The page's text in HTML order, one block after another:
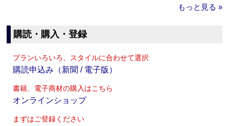
もっと見る »
購読・購入・登録
プランいろいろ、スタイルに合わせて選択
購読申込み（新聞 / 電子版）
書籍、電子商材の購入はこちら
オンラインショップ
まずはご登録ください